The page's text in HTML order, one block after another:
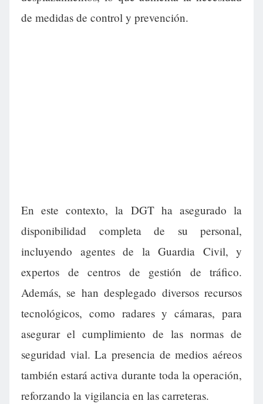
de medidas de control y prevención.
En este contexto, la DGT ha asegurado la
disponibilidad completa de su personal,
incluyendo agentes de la Guardia Civil, y
expertos de centros de gestión de tráfico.
Además, se han desplegado diversos recursos
tecnológicos, como radares y cámaras, para
asegurar el cumplimiento de las normas de
seguridad vial. La presencia de medios aéreos
también estará activa durante toda la operación,
reforzando la vigilancia en las carreteras.